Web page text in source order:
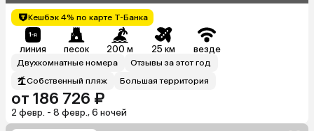
Кешбэк 4% по карте Т-Банка
линия песок 200 м 25 км везде
Двухкомнатные номера
Отзывы за этот год
Собственный пляж
Большая территория
от 186 726 ₽
2 февр. - 8 февр., 6 ночей